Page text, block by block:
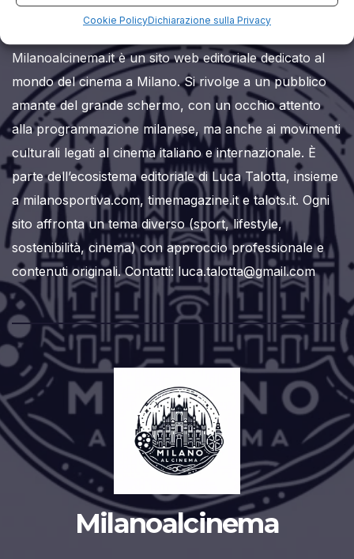
Cookie PolicyDichiarazione sulla Privacy
Milanoalcinema.it è un sito web editoriale dedicato al
mondo del cinema a Milano. Si rivolge a un pubblico
amante del grande schermo, con un occhio attento
alla programmazione milanese, ma anche ai movimenti
culturali legati al cinema italiano e internazionale. È
parte dell’ecosistema editoriale di Luca Talotta, insieme
a milanosportiva.com, timemagazine.it e talots.it. Ogni
sito affronta un tema diverso (sport, lifestyle,
sostenibilità, cinema) con approccio professionale e
contenuti originali. Contatti: luca.talotta@gmail.com
Milanoalcinema